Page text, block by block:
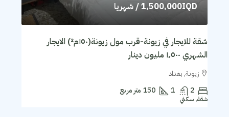
1,500,000IQD/ شهريا
شقة للايجار في زيونة-قرب مول زيونة(١٥٠م²) الايجار
الشهري ١٬٥٠٠ مليون دينار
زيونة, بغداد
2
1
150 متر مربع
شقة, سكني